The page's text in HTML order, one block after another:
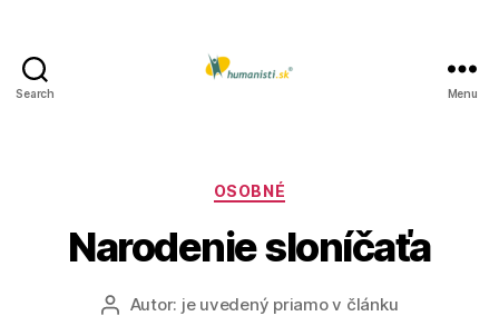
Search Menu
Kategórie
OSOBNÉ
Narodenie sloníčaťa
AutorAutor: je uvedený priamo v článku